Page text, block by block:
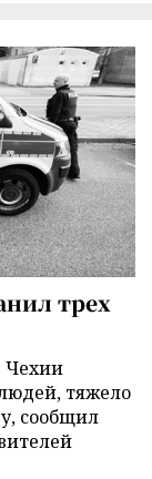
трех
Чехии
тяжело
сообщил